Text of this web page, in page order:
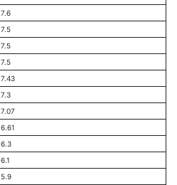
7.6
7.5
7.5
7.5
7.43
7.3
7.07
6.61
6.3
6.1
5.9